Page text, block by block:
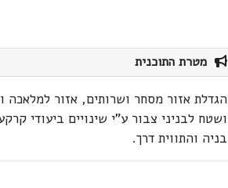
מטרת התוכנית
הגדלת אזור מסחר ושרותים, אזור למלאכה
ושטח לבניני צבור ע"י שינויים ביעודי
בניה והתווית דרך.